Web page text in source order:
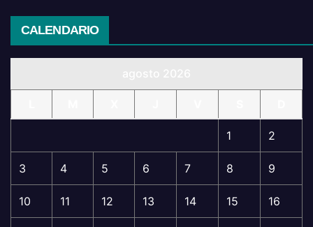
CALENDARIO
1 2
3 4 5 6 7 8 9
10 11 12 13 14 15 16